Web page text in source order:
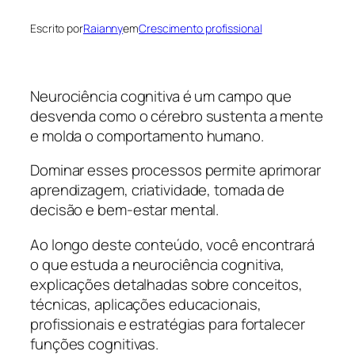
Escrito porRaiannyemCrescimento profissional
Neurociência cognitiva é um campo que
desvenda como o cérebro sustenta a mente
e molda o comportamento humano.
Dominar esses processos permite aprimorar
aprendizagem, criatividade, tomada de
decisão e bem-estar mental.
Ao longo deste conteúdo, você encontrará
o que estuda a neurociência cognitiva,
explicações detalhadas sobre conceitos,
técnicas, aplicações educacionais,
profissionais e estratégias para fortalecer
funções cognitivas.